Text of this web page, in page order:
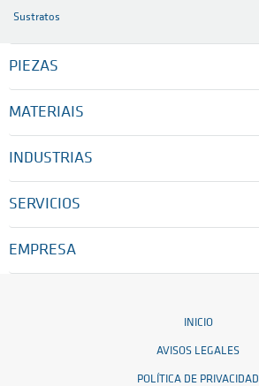
Sustratos
PIEZAS
MATERIAIS
INDUSTRIAS
SERVICIOS
EMPRESA
INICIO
AVISOS LEGALES
POLÍTICA DE PRIVACIDAD